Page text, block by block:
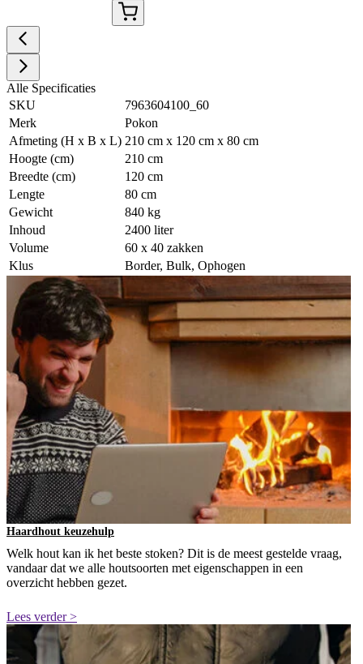
Alle Specificaties
SKU
7963604100_60
Merk
Pokon
Afmeting (H x B x L) 210 cm x 120 cm x 80 cm
Hoogte (cm)
210 cm
Breedte (cm)
120 cm
Lengte
80 cm
Gewicht
840 kg
Inhoud
2400 liter
Volume
60 x 40 zakken
Klus
Border, Bulk, Ophogen
Haardhout keuzehulp
Welk hout kan ik het beste stoken? Dit is de meest gestelde vraag,
vandaar dat we alle houtsoorten met eigenschappen in een
overzicht hebben gezet.
Lees verder >